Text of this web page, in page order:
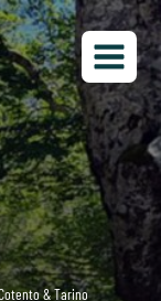
& Tarino